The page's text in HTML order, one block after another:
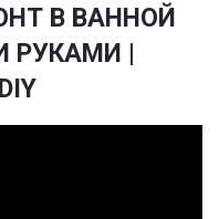
В ВАННОЙ
РУКАМИ |